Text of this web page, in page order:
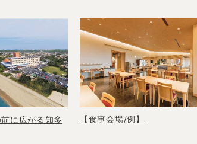
前に広がる知多
【食事会場/例】